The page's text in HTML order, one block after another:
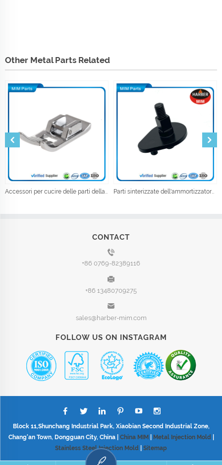
Other Metal Parts Related
Accessori per cucire delle parti della macchina da cucire del piede del pressatore dell'abbigliamento industriale Parti sinterizzate dell'ammortizzatore del metallo della metallurgia della polvere
CONTACT
+86 0769-82389116
+86 13480709275
sales@harber-mim.com
FOLLOW US ON INSTAGRAM
Block 11,Shunchang Industrial Park, Xiaobian Second Industrial Zone,
Chang'an Town, Dongguan City, China | China MIM Metal Injection Mold|
Stainless Steel Injection Mold
Sitemap